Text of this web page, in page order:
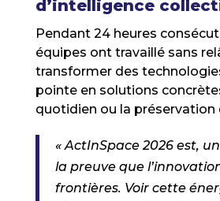
d’intelligence
Pendant 24 heures
équipes ont travaillé sans
transformer des
pointe en solutions
quotidien ou la préservation
« ActInSpace 2026 est,
la preuve que
frontières. Voir cette